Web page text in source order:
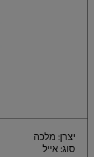
יצרן: מלכה
סוג:אייל